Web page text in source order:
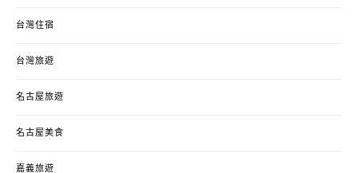
台灣住宿
台灣旅遊
名古屋旅遊
名古屋美食
嘉義旅遊